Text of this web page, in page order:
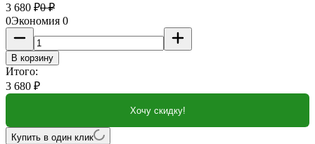
3 680 ₽0 ₽
0Экономия 0
В корзину
Итого:
3 680 ₽
Хочу скидку!
Купить в один клик